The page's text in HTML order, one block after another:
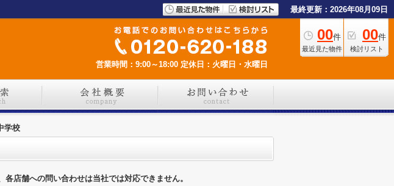
最終更新：2026年08月09日
00件
最近見た物件
00件
検討リスト
営業時間：9:00～18:00 定休日：火曜日・水曜日
学校
店舗への問い合わせは当社では対応できません。